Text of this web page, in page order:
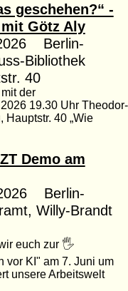
geschehen?“ -
Götz Aly
Berlin-
Bibliothek
40
der
19.30 Uhr Theodor-
40 „Wie
Demo am
Berlin-
Willy-Brandt
euch zur 🖐️
vor KI" am 7. Juni um
unsere Arbeitswelt